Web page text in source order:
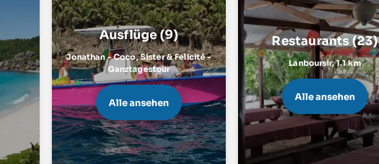
Ausflüge (9)
Jonathan - Coco, Sister & Felicité -
Ganztagestour
Alle ansehen
Restaurants (23)
Lanboursir,1.1 km
Alle ansehen